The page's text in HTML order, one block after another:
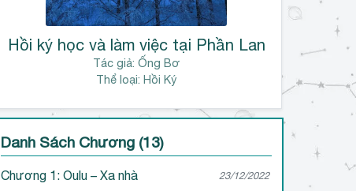
Hồi ký học và làm việc tại Phần Lan
Tác giả:Ống Bơ
Thể loại: Hồi Ký
Danh Sách Chương (13)
Chương 1: Oulu – Xa nhà 23/12/2022